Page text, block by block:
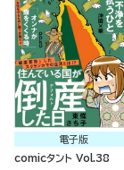
電子版
comicタント Vol.38